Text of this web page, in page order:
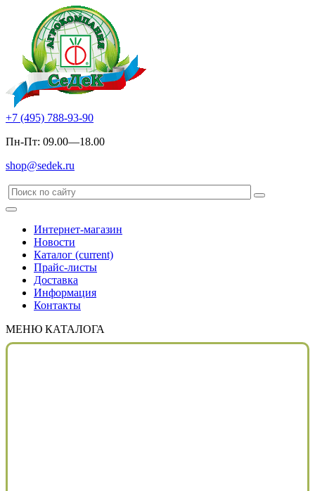
+7 (495) 788-93-90
Пн-Пт: 09.00—18.00
shop@sedek.ru
Интернет-магазин
Новости
Каталог (current)
Прайс-листы
Доставка
Информация
Контакты
МЕНЮ КАТАЛОГА